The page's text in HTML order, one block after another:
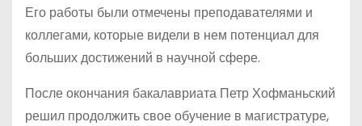
Его работы были отмечены преподавателями и
коллегами, которые видели в нем потенциал для
больших достижений в научной сфере.
После окончания бакалавриата Петр Хофманьский
решил продолжить свое обучение в магистратуре,